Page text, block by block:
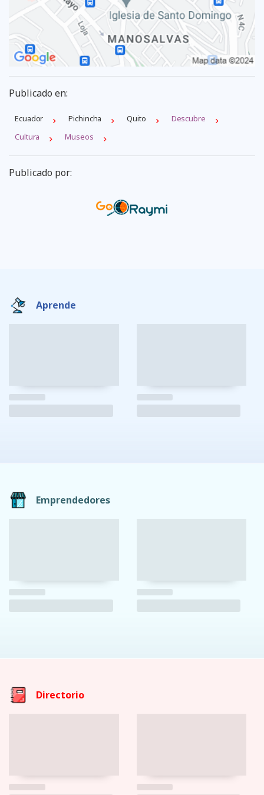
Publicado en:
Ecuador Pichincha Quito
Descubre
Cultura
Museos
Publicado por:
Aprende
Emprendedores
Directorio